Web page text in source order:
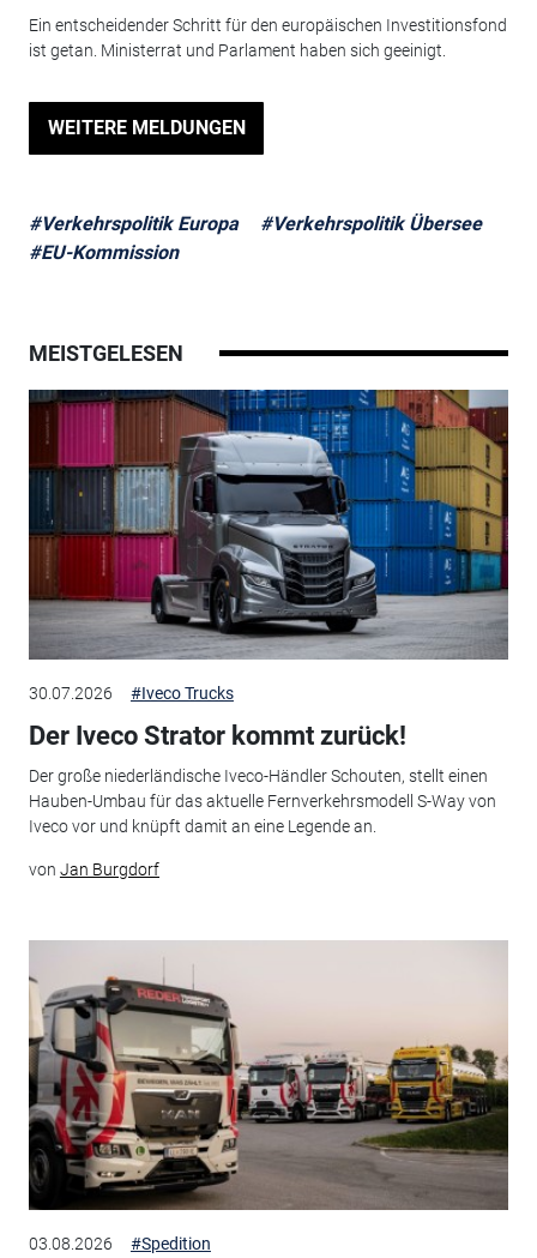
Ein entscheidender Schritt für den europäischen Investitionsfond
ist getan. Ministerrat und Parlament haben sich geeinigt.
WEITERE MELDUNGEN
#Verkehrspolitik Europa
#Verkehrspolitik Übersee
#EU-Kommission
MEISTGELESEN
30.07.2026 #Iveco Trucks
Der Iveco Strator kommt zurück!
Der große niederländische Iveco-Händler Schouten, stellt einen
Hauben-Umbau für das aktuelle Fernverkehrsmodell S-Way von
Iveco vor und knüpft damit an eine Legende an.
von Jan Burgdorf
03.08.2026 #Spedition